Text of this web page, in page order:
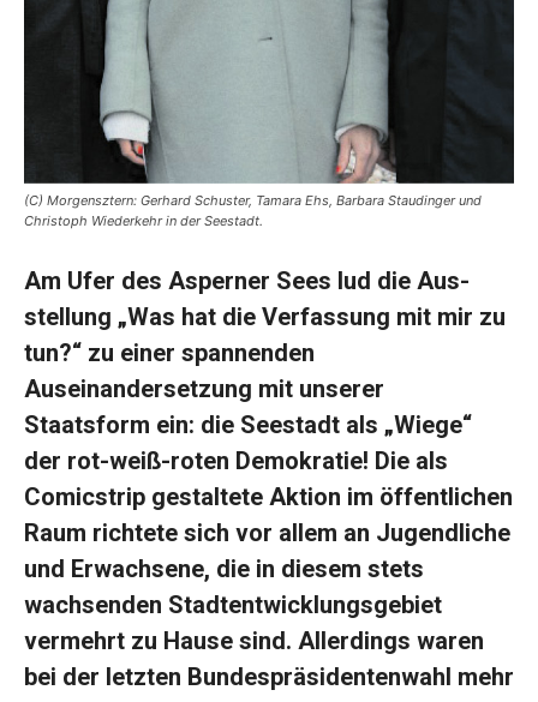
(C) Morgensztern: Gerhard Schuster, Tamara Ehs, Barbara Staudinger und
Christoph Wiederkehr in der Seestadt.
Am Ufer des Asperner Sees lud die Aus­
stellung „Was hat die Verfassung mit mir zu
tun?“ zu einer spannenden
Auseinandersetzung mit unserer
Staatsform ein: die Seestadt als „Wiege“
der rot-weiß-roten Demokratie! Die als
Comicstrip gestaltete Aktion im öffentlichen
Raum richtete sich vor allem an Jugendliche
und Erwachsene, die in diesem stets
wachsenden Stadtentwicklungsgebiet
vermehrt zu Hause sind. Allerdings waren
bei der letzten Bundespräsidentenwahl mehr